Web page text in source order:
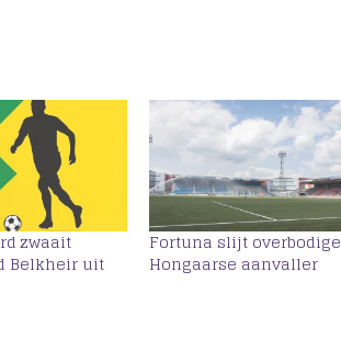
zwaait
Belkheir uit
Fortuna slijt overbodige
Hongaarse aanvaller